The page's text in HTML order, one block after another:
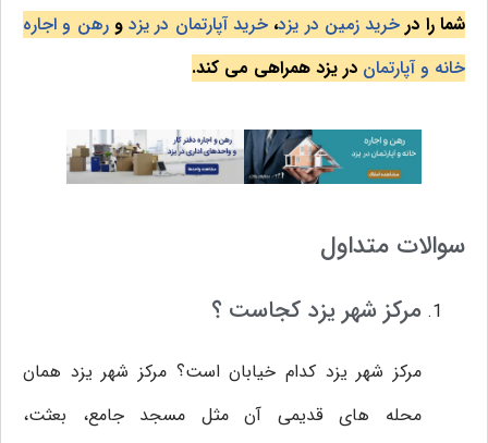
شما را در خرید زمین در یزد، خرید آپارتمان در یزدورهن و اجاره
خانه و آپارتمان در یزد همراهی می کند.
سوالات متداول
مرکز شهر یزد کجاست ؟
مرکز شهر یزد کدام خیابان است؟ مرکز شهر یزد همان
محله های قدیمی آن مثل مسجد جامع، بعثت،